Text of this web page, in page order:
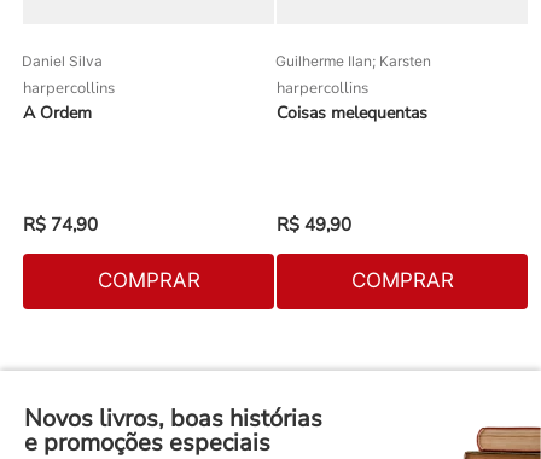
Daniel Silva
harpercollins
A Ordem
R$ 74,90
COMPRAR
Guilherme Ilan; Karsten
harpercollins
Coisas melequentas
R$ 49,90
COMPRAR
Novos livros, boas histórias
e promoções especiais